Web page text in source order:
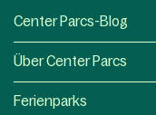
Center Parcs-Blog
Über Center Parcs
Ferienparks